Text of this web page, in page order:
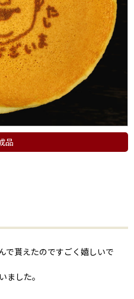
すめのお菓子ギ
もらっ
失敗し
品
で貰えたのですごく嬉しいで
ました。